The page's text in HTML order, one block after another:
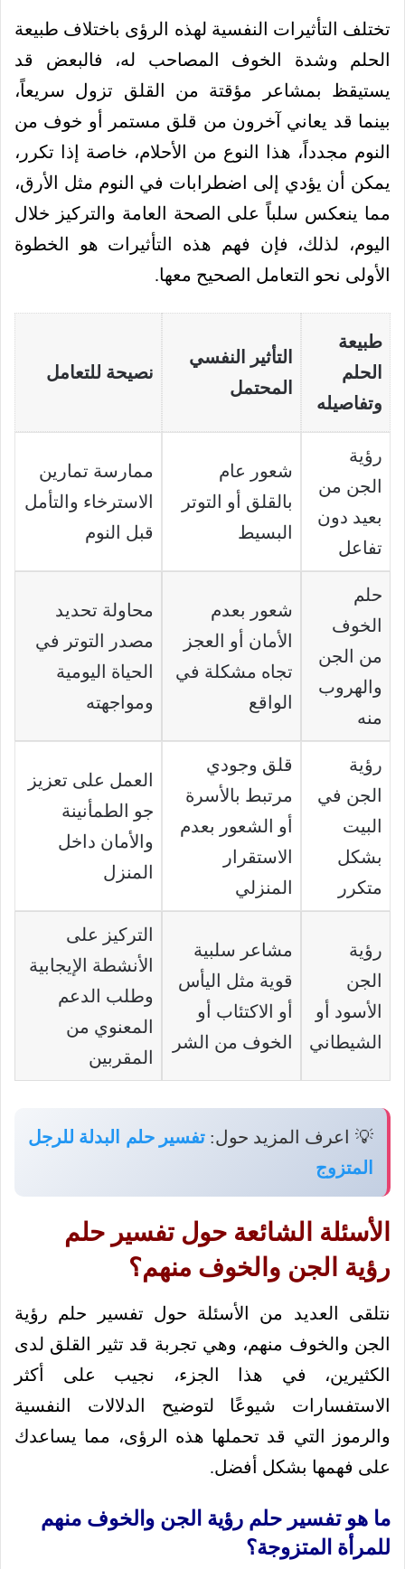
تختلف التأثيرات النفسية لهذه الرؤى باختلاف طبيعة
الحلم وشدة الخوف المصاحب له، فالبعض قد
يستيقظ بمشاعر مؤقتة من القلق تزول سريعاً،
بينما قد يعاني آخرون من قلق مستمر أو خوف من
النوم مجدداً، هذا النوع من الأحلام، خاصة إذا تكرر،
يمكن أن يؤدي إلى اضطرابات في النوم مثل الأرق،
مما ينعكس سلباً على الصحة العامة والتركيز خلال
اليوم، لذلك، فإن فهم هذه التأثيرات هو الخطوة
الأولى نحو التعامل الصحيح معها.
طبيعة
الحلم
وتفاصيله
التأثير النفسي
المحتمل
نصيحة للتعامل
رؤية
الجن من
بعيد دون
تفاعل
شعور عام
بالقلق أو التوتر
البسيط
ممارسة تمارين
الاسترخاء والتأمل
قبل النوم
حلم
الخوف
من الجن
والهروب
منه
شعور بعدم
الأمان أو العجز
تجاه مشكلة في
الواقع
محاولة تحديد
مصدر التوتر في
الحياة اليومية
ومواجهته
رؤية
الجن في
البيت
بشكل
متكرر
قلق وجودي
مرتبط بالأسرة
أو الشعور بعدم
الاستقرار
المنزلي
العمل على تعزيز
جو الطمأنينة
والأمان داخل
المنزل
رؤية
الجن
الأسود أو
الشيطاني
مشاعر سلبية
قوية مثل اليأس
أو الاكتئاب أو
الخوف من الشر
التركيز على
الأنشطة الإيجابية
وطلب الدعم
المعنوي من
المقربين
💡 اعرف المزيد حول:تفسير حلم البدلة للرجل
المتزوج
الأسئلة الشائعة حول تفسير حلم
رؤية الجن والخوف منهم؟
نتلقى العديد من الأسئلة حول تفسير حلم رؤية
الجن والخوف منهم، وهي تجربة قد تثير القلق لدى
الكثيرين، في هذا الجزء، نجيب على أكثر
الاستفسارات شيوعًا لتوضيح الدلالات النفسية
والرموز التي قد تحملها هذه الرؤى، مما يساعدك
على فهمها بشكل أفضل.
ما هو تفسير حلم رؤية الجن والخوف منهم
للمرأة المتزوجة؟